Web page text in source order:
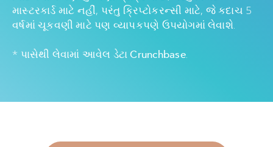
માસ્ટરકાર્ડ માટે નહીં, પરંતુ ક્રિપ્ટોકરન્સી માટે, જે કદાચ 5
વર્ષમાં ચૂકવણી માટે પણ વ્યાપકપણે ઉપયોગમાં લેવાશે.
* પાસેથી લેવામાં આવેલ ડેટાCrunchbase.